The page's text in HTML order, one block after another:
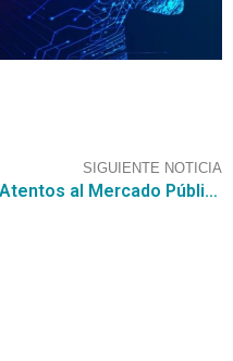
SIGUIENTE NOTICIA
! Atentos al Mercado Público ! Se Prorrogan los Plazos de Vigencia de Diversos Convenios Marcos